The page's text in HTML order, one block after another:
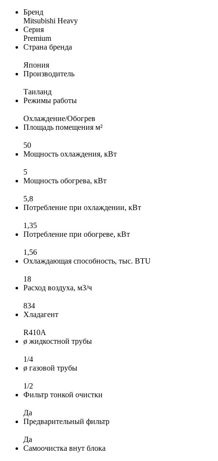
Бренд
Mitsubishi Heavy
Серия
Premium
Страна бренда
Япония
Производитель
Таиланд
Режимы работы
Охлаждение/Обогрев
Площадь помещения м²
50
Мощность охлаждения, кВт
5
Мощность обогрева, кВт
5,8
Потребление при охлаждении, кВт
1,35
Потребление при обогреве, кВт
1,56
Охлаждающая способность, тыс. BTU
18
Расход воздуха, м3/ч
834
Хладагент
R410A
ø жидкостной трубы
1/4
ø газовой трубы
1/2
Фильтр тонкой очистки
Да
Предварительный фильтр
Да
Самоочистка внут блока